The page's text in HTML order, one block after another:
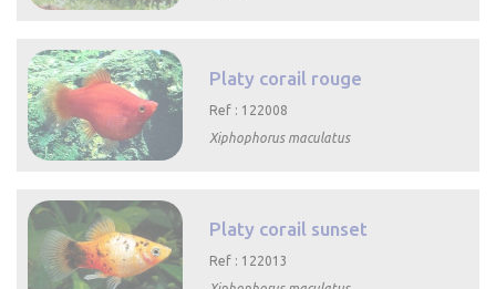
Platy corail rouge
Ref : 122008
Xiphophorus maculatus
Platy corail sunset
Ref : 122013